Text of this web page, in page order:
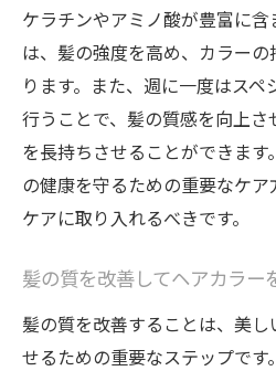
髪に優しいトリー
ヘアカラーを美し
髪の内部からカラ
髪の質向上で色あ
髪の健康が美しい
髪の健康を保つトリー
トリートメントで髪
髪のハリと艶を保
健康な髪を育むト
ケラチンやアミノ酸が豊富に
は、髪の強度を高め、カラー
ります。また、週に一度はス
行うことで、髪の質感を向上
を長持ちさせることができま
の健康を守るための重要なケ
ケアに取り入れるべきです。
髪の質を改善してヘアカラー
髪の質を改善することは、美
せるための重要なステップです